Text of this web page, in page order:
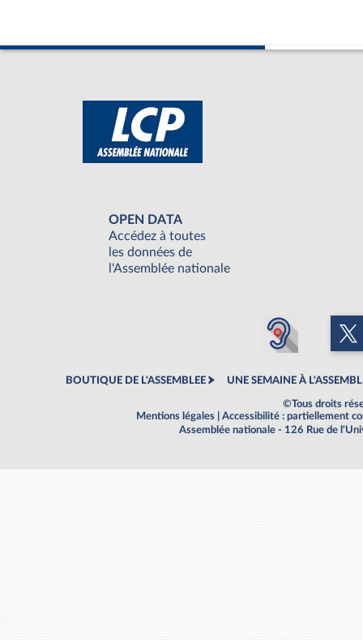
OPEN DATA
Accédez à toutes
les données de
l'Assemblée nationale
BOUTIQUE DE L'ASSEMBLEE UNE SEMAINE À
©Tous droits
Mentions légales
Accessibilité : partiellement
Assemblée nationale - 126 Rue de